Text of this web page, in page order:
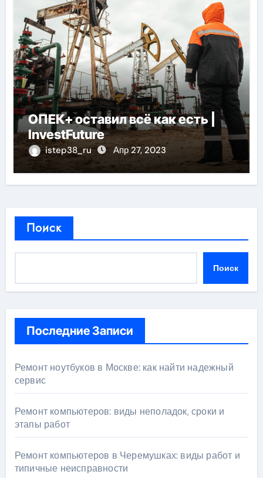
ОПЕК+ оставил всё как есть |
InvestFuture
istep38_ru Апр 27, 2023
Поиск
Поиск
Последние Записи
Ремонт ноутбуков в Москве: как найти надежный
сервис
Ремонт компьютеров: виды неполадок, сроки и
этапы работ
Ремонт компьютеров в Черемушках: виды работ и
типичные неисправности